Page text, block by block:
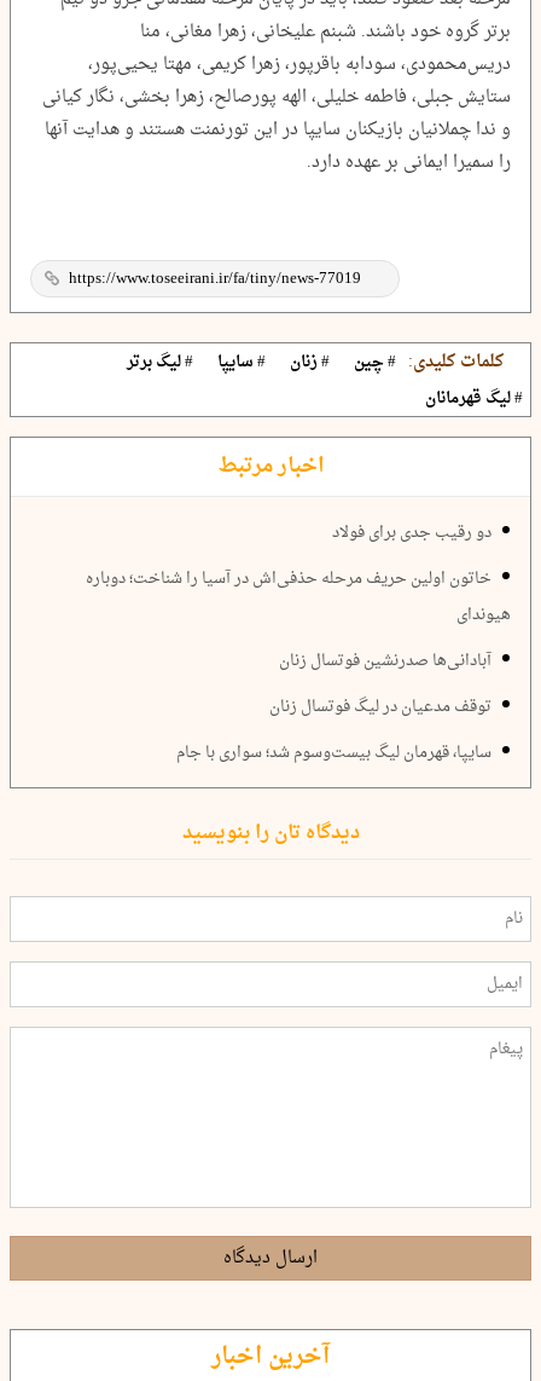
برتر گروه خود باشند. شبنم علیخانی، زهرا مغانی، منا
دریس‌محمودی، سودابه باقرپور، زهرا کریمی، مهتا یحیی‌پور،
ستایش جبلی، فاطمه خلیلی، الهه پورصالح، زهرا بخشی، نگار کیانی
و ندا چملانیان بازیکنان سایپا در این تورنمنت هستند و هدایت آنها
را سمیرا ایمانی بر عهده دارد.
کلمات کلیدی: # چین # زنان # سایپا
# لیگ برتر
# لیگ قهرمانان
اخبار مرتبط
دو رقیب جدی برای فولاد
خاتون اولین حریف مرحله حذفی‌اش در آسیا را شناخت؛ دوباره
هیوندای
آبادانی‌ها صدرنشین فوتسال زنان
توقف مدعیان در لیگ فوتسال زنان
سایپا، قهرمان لیگ بیست‌وسوم شد؛ سواری با جام
دیدگاه تان را بنویسید
ارسال دیدگاه
آخرین اخبار